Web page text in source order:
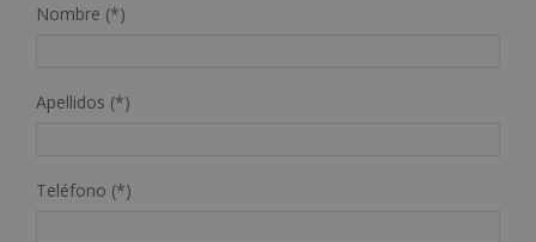
Nombre (*)
Apellidos (*)
Teléfono (*)